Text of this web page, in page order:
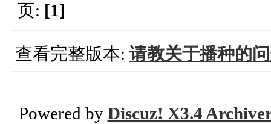
页: [1]
查看完整版本: 请教关于播种的
Powered by Discuz! X3.4